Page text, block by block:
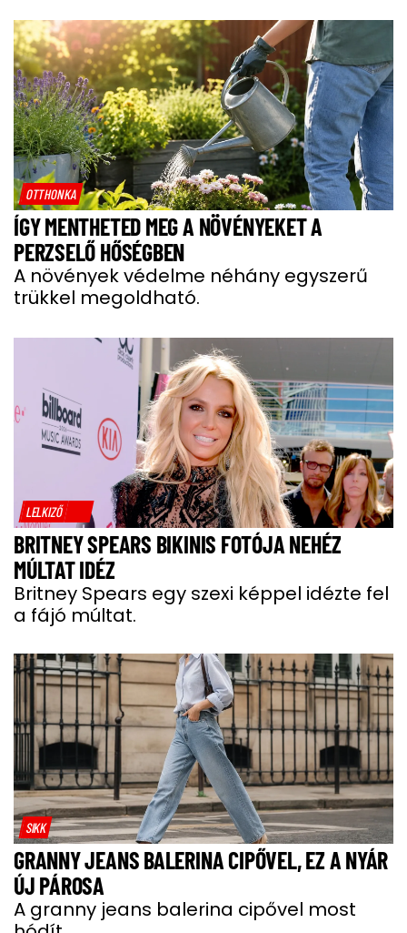
OTTHONKA
ÍGY MENTHETED MEG A NÖVÉNYEKET A
PERZSELŐ HŐSÉGBEN
A növények védelme néhány egyszerű
trükkel megoldható.
LELKIZŐ
BRITNEY SPEARS BIKINIS FOTÓJA NEHÉZ
MÚLTAT IDÉZ
Britney Spears egy szexi képpel idézte fel
a fájó múltat.
SIKK
GRANNY JEANS BALERINA CIPŐVEL, EZ A NYÁR
ÚJ PÁROSA
A granny jeans balerina cipővel most